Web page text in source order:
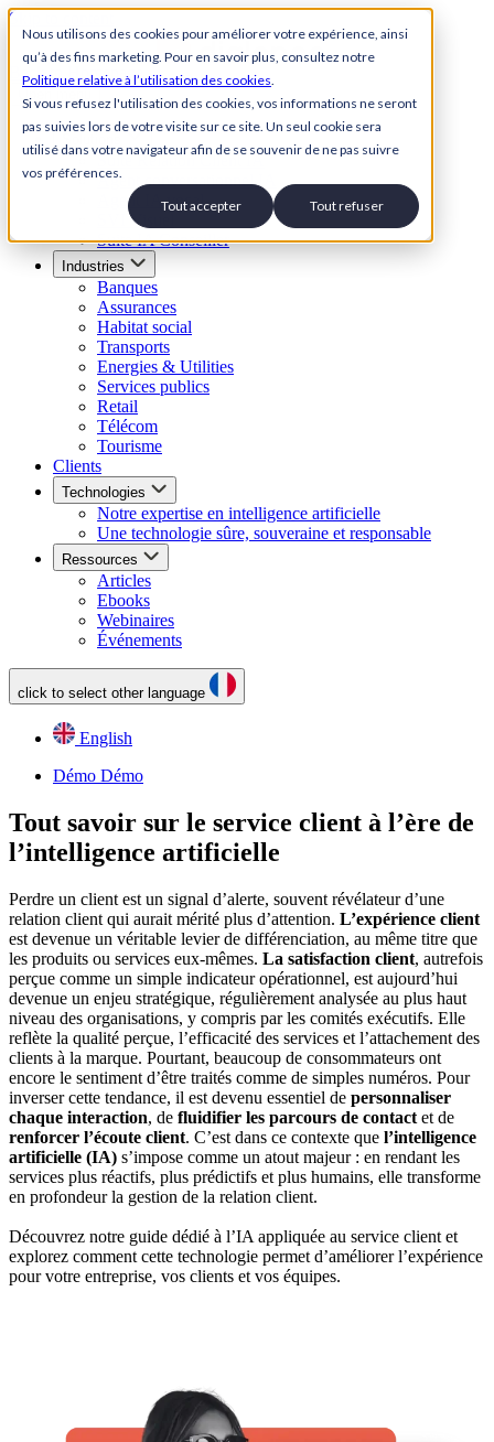
Nous utilisons des cookies pour améliorer votre expérience, ainsi
qu’à des fins marketing. Pour en savoir plus, consultez notre
Politique relative à l’utilisation des cookies.
Si vous refusez l'utilisation des cookies, vos informations ne seront
pas suivies lors de votre visite sur ce site. Un seul cookie sera
utilisé dans votre navigateur afin de se souvenir de ne pas suivre
vos préférences.
Tout accepter Tout refuser
Skip to content
Back to Homepage
Open menu
Suite Relation Client IA
Agent conversationnel IA
Agent IA vocal
SVI Visuel
Suite IA Conseiller
Industries
Banques
Assurances
Habitat social
Transports
Energies & Utilities
Services publics
Retail
Télécom
Tourisme
Clients
Technologies
Notre expertise en intelligence artificielle
Une technologie sûre, souveraine et responsable
Ressources
Articles
Ebooks
Webinaires
Événements
click to select other language
English
Démo Démo
Tout savoir sur le service client à l’ère de
l’intelligence artificielle
Perdre un client est un signal d’alerte, souvent révélateur d’une
relation client qui aurait mérité plus d’attention. L’expérience client
est devenue un véritable levier de différenciation, au même titre que
les produits ou services eux-mêmes. La satisfaction client, autrefois
perçue comme un simple indicateur opérationnel, est aujourd’hui
devenue un enjeu stratégique, régulièrement analysée au plus haut
niveau des organisations, y compris par les comités exécutifs. Elle
reflète la qualité perçue, l’efficacité des services et l’attachement des
clients à la marque. Pourtant, beaucoup de consommateurs ont
encore le sentiment d’être traités comme de simples numéros. Pour
inverser cette tendance, il est devenu essentiel de personnaliser
chaque interaction, de fluidifier les parcours de contact et de
renforcer l’écoute client. C’est dans ce contexte que l’intelligence
artificielle (IA) s’impose comme un atout majeur : en rendant les
services plus réactifs, plus prédictifs et plus humains, elle transforme
en profondeur la gestion de la relation client.
Découvrez notre guide dédié à l’IA appliquée au service client et
explorez comment cette technologie permet d’améliorer l’expérience
pour votre entreprise, vos clients et vos équipes.